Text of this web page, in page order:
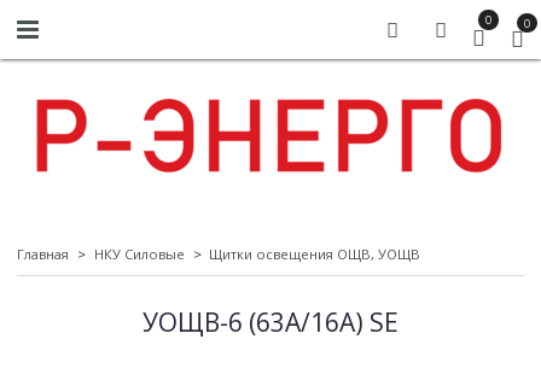
0 0
Главная НКУ Силовые Щитки освещения ОЩВ, УОЩВ
УОЩВ-6 (63А/16А) SE